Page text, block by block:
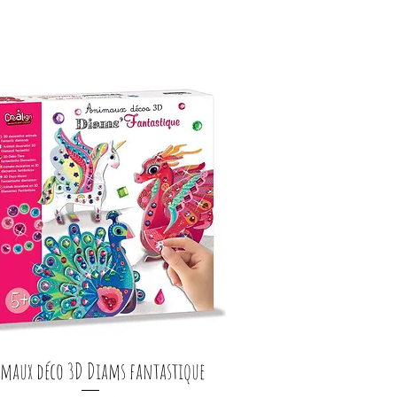
Aperçu rapide
déco 3D Diams fantastique